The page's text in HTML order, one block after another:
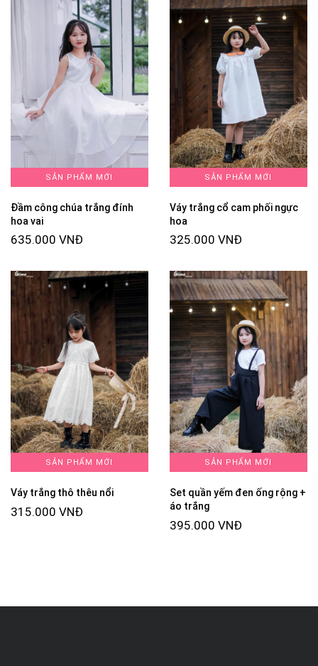
SẢN PHẨM MỚI
Đầm công chúa trắng đính
hoa vai
635.000 VNĐ
SẢN PHẨM MỚI
Váy trắng cổ cam phối ngực
hoa
325.000 VNĐ
SẢN PHẨM MỚI
Váy trắng thô thêu nổi
315.000 VNĐ
SẢN PHẨM MỚI
Set quần yếm đen ống rộng +
áo trắng
395.000 VNĐ